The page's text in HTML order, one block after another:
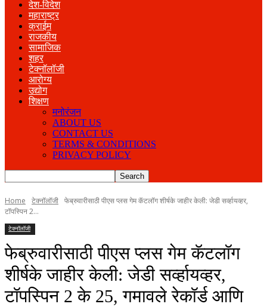
देश-विदेश
महाराष्ट्र
क्राईम
राजकीय
सामाजिक
शहर
टेक्नॉलॉजी
आरोग्य
उद्योग
शिक्षण
मनोरंजन
ABOUT US
CONTACT US
TERMS & CONDITIONS
PRIVACY POLICY
Home टेक्नॉलॉजी फेब्रुवारीसाठी पीएस प्लस गेम कॅटलॉग शीर्षके जाहीर केली: जेडी सर्व्हायव्हर,
टॉपस्पिन 2...
टेक्नॉलॉजी
फेब्रुवारीसाठी पीएस प्लस गेम कॅटलॉग
शीर्षके जाहीर केली: जेडी सर्व्हायव्हर,
टॉपस्पिन 2 के 25, गमावले रेकॉर्ड आणि